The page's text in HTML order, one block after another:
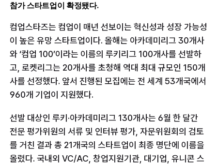
참가 스타트업이 확정됐다.
컴업스타즈는 컴업이 매년 선보이는 혁신성과 성장 가능성
이 높은 유망 스타트업이다. 올해는 아카데미리그 30개사
와 ‘컴업 100’이라는 이름의 루키리그 100개사를 선발하
고, 로켓리그는 20개사를 초청해 역대 최대 규모인 150개
사를 선정했다. 앞서 진행된 모집에는 전 세계 53개국에서
960개 기업이 지원했다.
선발 대상인 루키·아카데미리그 130개사는 6월 한 달간
전문 평가위원의 서류 및 인터뷰 평가, 자문위원회의 검토
를 거친 결과 총 21개국의 스타트업이 최종 명단에 이름을
올렸다. 국내외 VC/AC, 창업지원기관, 대기업, 유니콘 스